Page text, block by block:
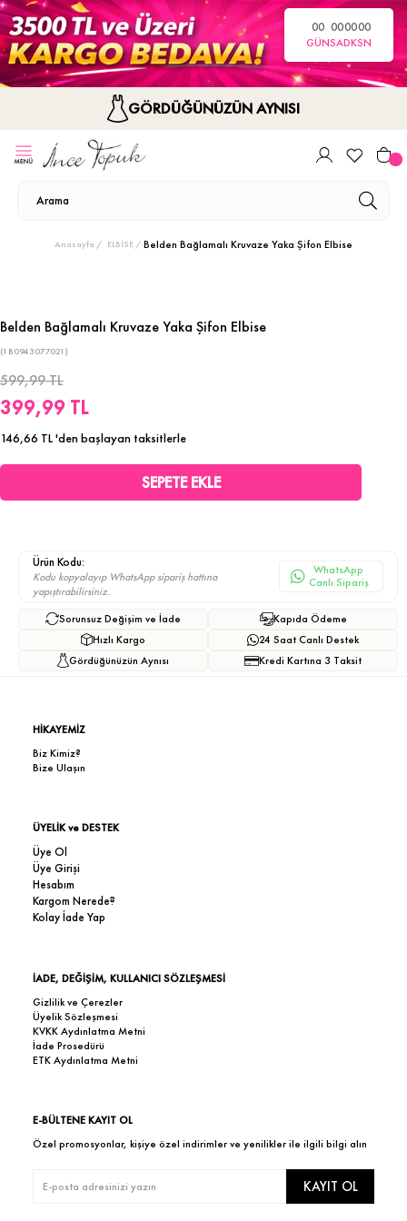
00
GÜN
00
SA
00
DK
00
SN
GÖRDÜĞÜNÜZÜN AYNISI
Anasayfa ELBİSE Belden Bağlamalı Kruvaze Yaka Şifon Elbise
Belden Bağlamalı Kruvaze Yaka Şifon Elbise
(1B0943077021)
599,99 TL
399,99 TL
146,66 TL'den başlayan taksitlerle
Ürün Kodu:
Kodu kopyalayıp WhatsApp sipariş hattına
yapıştırabilirsiniz.
WhatsApp
Canlı Sipariş
Sorunsuz Değişim ve İade
Hızlı Kargo
Gördüğünüzün Aynısı
Kapıda Ödeme
24 Saat Canlı Destek
Kredi Kartına 3 Taksit
HİKAYEMİZ
Biz Kimiz?
Bize Ulaşın
ÜYELİK ve DESTEK
Üye Ol
Üye Girişi
Hesabım
Kargom Nerede?
Kolay İade Yap
İADE, DEĞİŞİM, KULLANICI SÖZLEŞMESİ
Gizlilik ve Çerezler
Üyelik Sözleşmesi
KVKK Aydınlatma Metni
İade Prosedürü
ETK Aydınlatma Metni
E-BÜLTENE KAYIT OL
Özel promosyonlar, kişiye özel indirimler ve yenilikler ile ilgili bilgi alın
KAYIT OL